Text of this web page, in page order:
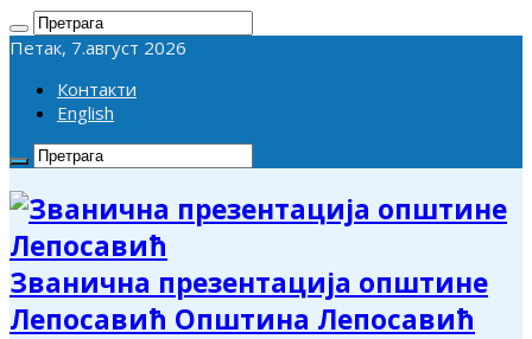
Петак, 7.август 2026
Контакти
English
Званична презентација општине
Лепосавић Општина Лепосавић